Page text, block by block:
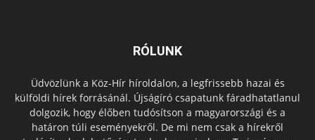
RÓLUNK
Üdvözlünk a Köz-Hír híroldalon, a legfrissebb hazai és
külföldi hírek forrásánál. Újságíró csapatunk fáradhatatlanul
dolgozik, hogy élőben tudósítson a magyarországi és a
határon túli eseményekről. De mi nem csak a hírekről